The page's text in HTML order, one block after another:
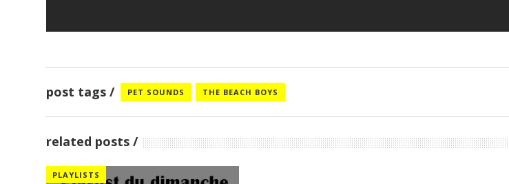
post tags PET SOUNDS THE BEACH BOYS
related posts
PLAYLISTS